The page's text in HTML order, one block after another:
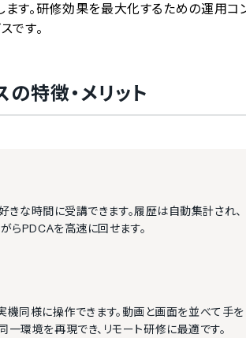
す。研修効果を最大化するための運用コ
です。
の特徴・メリット
な時間に受講できます。履歴は自動集計され、
らPDCAを高速に回せます。
同様に操作できます。動画と画面を並べて手を
環境を再現でき、リモート研修に最適です。